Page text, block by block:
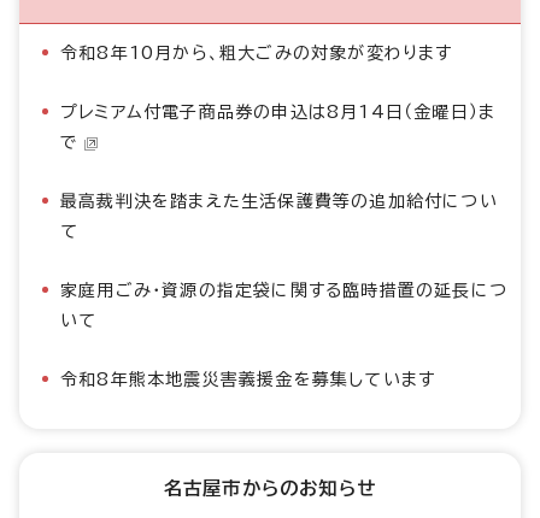
令和8年10月から、粗大ごみの対象が変わります
プレミアム付電子商品券の申込は8月14日（金曜日）ま
で
最高裁判決を踏まえた生活保護費等の追加給付につい
て
家庭用ごみ・資源の指定袋に関する臨時措置の延長につ
いて
令和8年熊本地震災害義援金を募集しています
名古屋市からのお知らせ